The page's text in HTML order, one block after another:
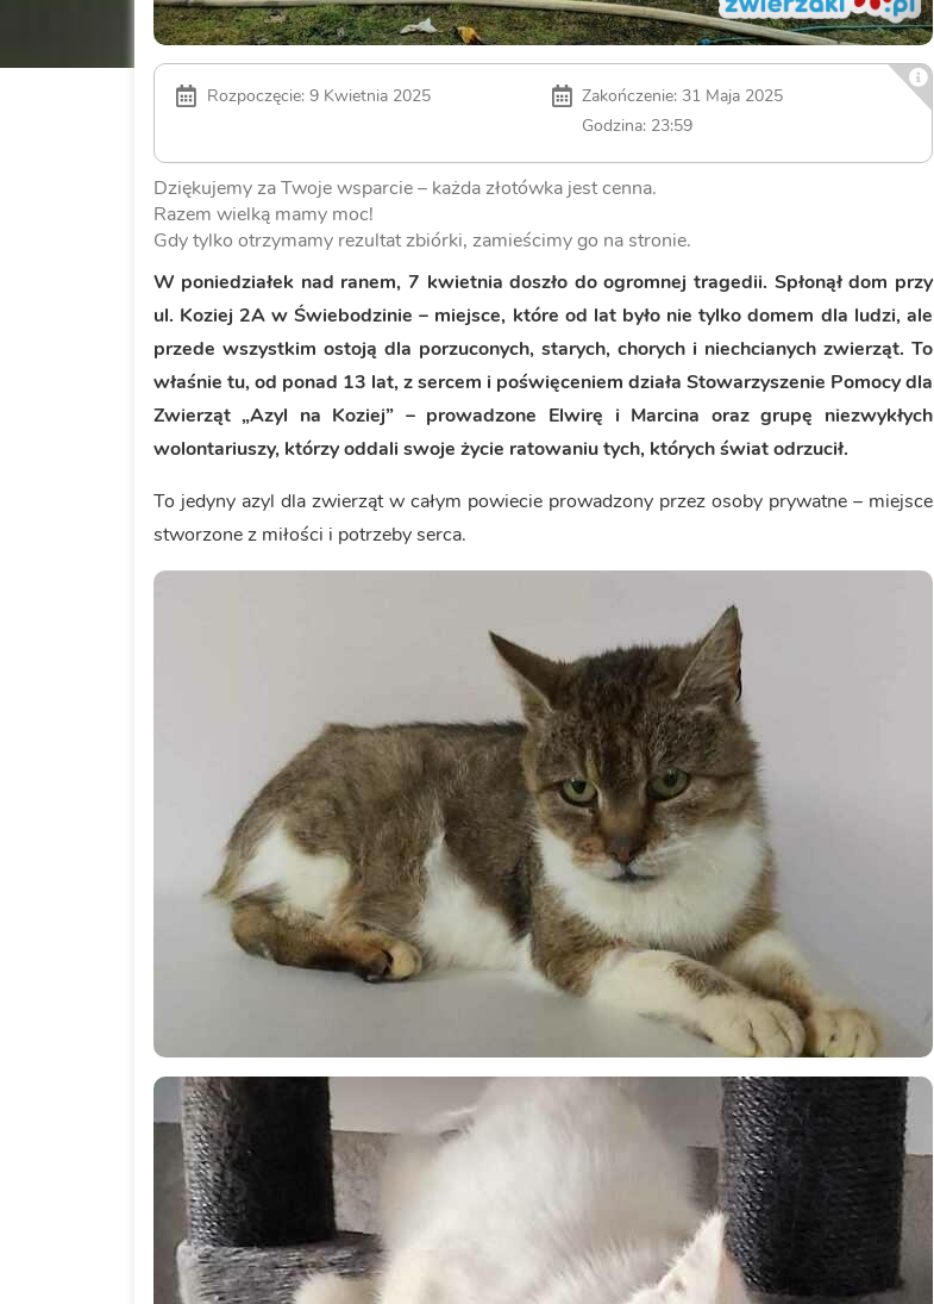
Rozpoczęcie: 9 Kwietnia 2025
Zakończenie: 31 Maja 2025
Godzina: 23:59
Dziękujemy za Twoje wsparcie – każda złotówka jest cenna.
Razem wielką mamy moc!
Gdy tylko otrzymamy rezultat zbiórki, zamieścimy go na stronie.
W poniedziałek nad ranem, 7 kwietnia doszło do ogromnej tragedii. Spłonął dom przy
ul. Koziej 2A w Świebodzinie – miejsce, które od lat było nie tylko domem dla ludzi, ale
przede wszystkim ostoją dla porzuconych, starych, chorych i niechcianych zwierząt. To
właśnie tu, od ponad 13 lat, z sercem i poświęceniem działa Stowarzyszenie Pomocy dla
Zwierząt „Azyl na Koziej” – prowadzone Elwirę i Marcina oraz grupę niezwykłych
wolontariuszy, którzy oddali swoje życie ratowaniu tych, których świat odrzucił.
To jedyny azyl dla zwierząt w całym powiecie prowadzony przez osoby prywatne – miejsce
stworzone z miłości i potrzeby serca.